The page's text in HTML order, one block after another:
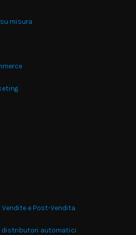
misura
e Post-Vendita
distributori automatici